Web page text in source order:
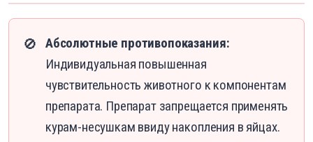
🚫
Абсолютные противопоказания:
Индивидуальная повышенная
чувствительность животного к компонентам
препарата. Препарат запрещается применять
курам-несушкам ввиду накопления в яйцах.